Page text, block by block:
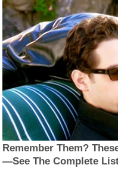
Remember Them?
—See The Complete